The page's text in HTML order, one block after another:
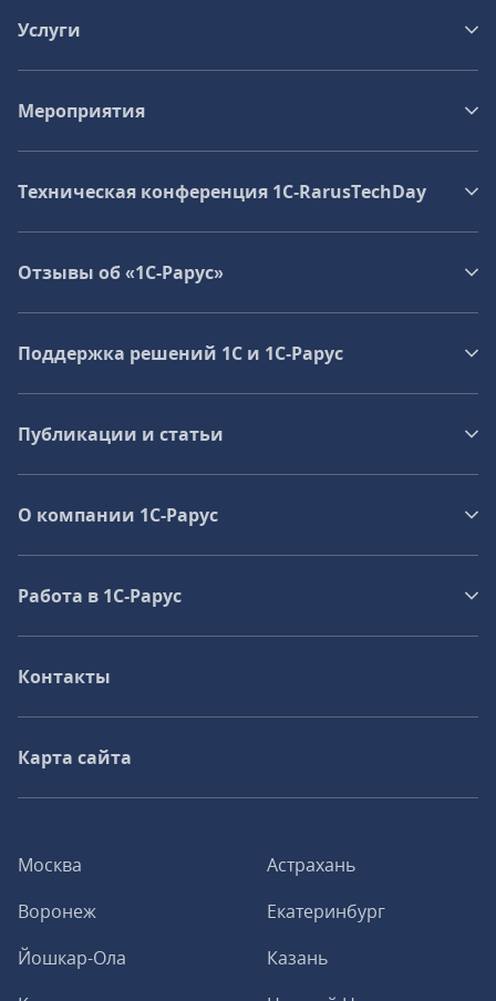
Москва
Астрахань
Воронеж
Екатеринбург
Йошкар-Ола
Казань
Услуги
Мероприятия
Техническая конференция 1C‑RarusTechDay
Отзывы об «1С-Рарус»
Поддержка решений 1С и 1С‑Рарус
Публикации и статьи
О компании 1C-Рарус
Работа в 1С‑Рарус
Контакты
Карта сайта